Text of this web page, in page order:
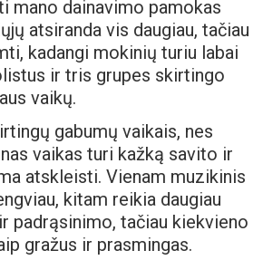
mano dainavimo pamokas
atsiranda vis daugiau, tačiau
kadangi mokinių turiu labai
ir tris grupes skirtingo
vaikų.
gabumų vaikais, nes
vaikas turi kažką savito ir
atskleisti. Vienam muzikinis
kitam reikia daugiau
padrąsinimo, tačiau kiekvieno
gražus ir prasmingas.